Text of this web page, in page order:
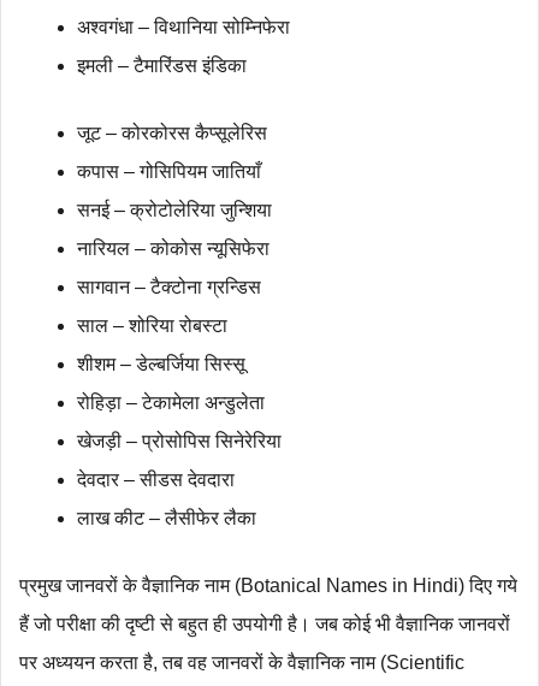
अश्वगंधा – विथानिया सोम्निफेरा
इमली – टैमारिंडस इंडिका
जूट – कोरकोरस कैप्सूलेरिस
कपास – गोसिपियम जातियाँ
सनई – क्रोटोलेरिया जुन्शिया
नारियल – कोकोस न्यूसिफेरा
सागवान – टैक्टोना ग्रन्डिस
साल – शोरिया रोबस्टा
शीशम – डेल्बर्जिया सिस्सू
रोहिड़ा – टेकामेला अन्डुलेता
खेजड़ी – प्रोसोपिस सिनेरेरिया
देवदार – सीडस देवदारा
लाख कीट – लैसीफेर लैका
प्रमुख जानवरों के वैज्ञानिक नाम (Botanical Names in Hindi) दिए गये
हैं जो परीक्षा की दृष्टी से बहुत ही उपयोगी है। जब कोई भी वैज्ञानिक जानवरों
पर अध्ययन करता है, तब वह जानवरों के वैज्ञानिक नाम (Scientific